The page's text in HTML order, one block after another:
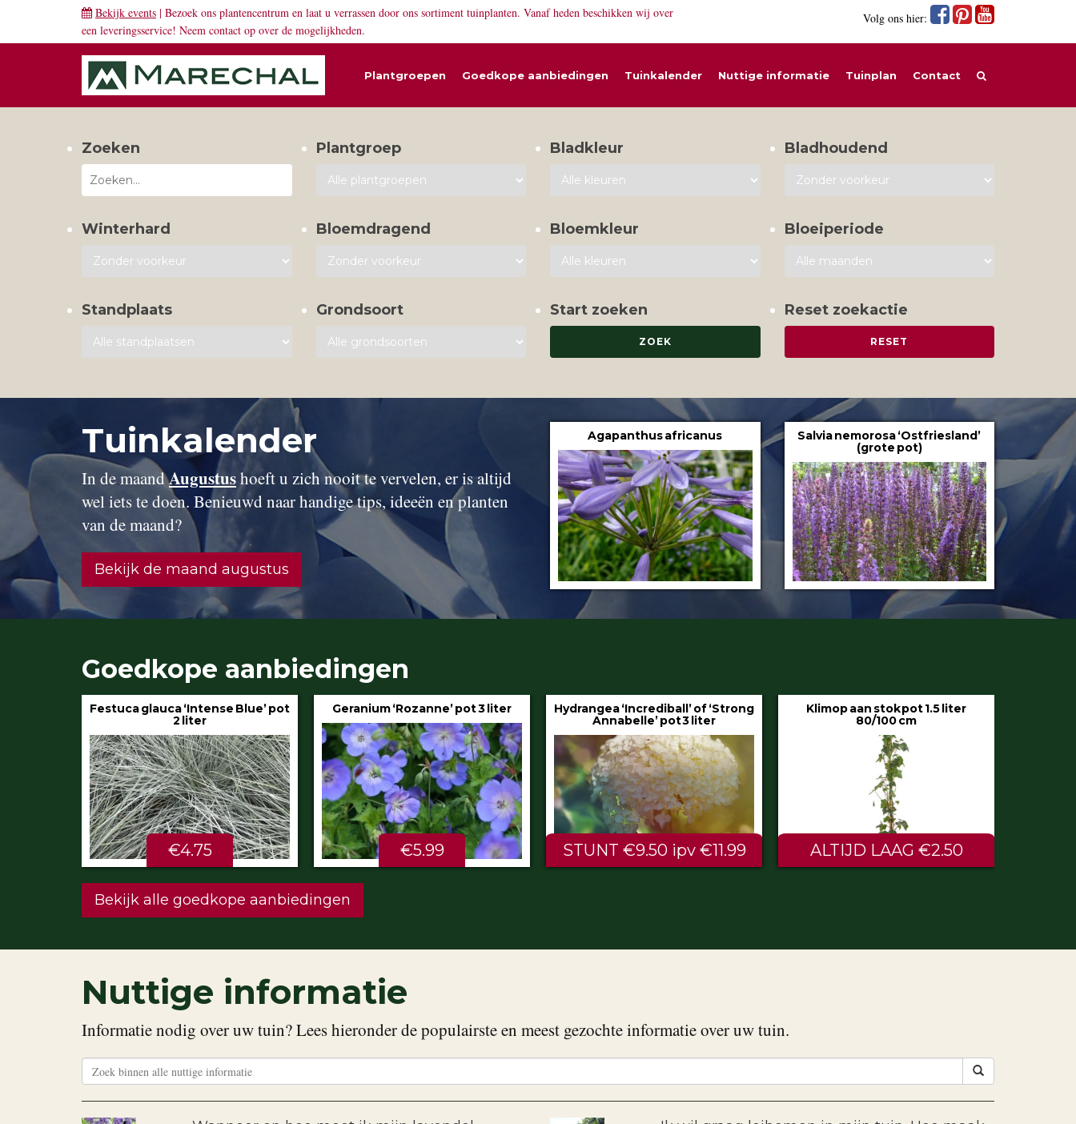
Bekijk events | Bezoek ons plantencentrum en laat u verrassen door ons sortiment tuinplanten. Vanaf heden beschikken wij over
een leveringsservice! Neem contact op over de mogelijkheden.
Volg ons hier:
Plantgroepen Goedkope aanbiedingen Tuinkalender Nuttige informatie Tuinplan Contact
Zoeken Plantgroep Bladkleur Bladhoudend
Winterhard Bloemdragend Bloemkleur Bloeiperiode
Standplaats Grondsoort Start zoeken Reset zoekactie
Tuinkalender
In de maandAugustushoeft u zich nooit te vervelen, er is altijd
wel iets te doen. Benieuwd naar handige tips, ideeën en planten
van de maand?
Bekijk de maand augustus
Agapanthus africanus
Salvia nemorosa ‘Ostfriesland’
(grote pot)
Goedkope aanbiedingen
Geranium ‘Rozanne’ pot 3 liter
€5.99
Hydrangea ‘Incrediball’ of ‘Strong
Annabelle’ pot 3 liter
STUNT €9.50 ipv €11.99
Klimop aan stok pot 1.5 liter
80/100 cm
ALTIJD LAAG €2.50
Hedera helix ‘Hibernica’ pot 9 cm
€0.60
Bekijk alle goedkope aanbiedingen
Nuttige informatie
Informatie nodig over uw tuin? Lees hieronder de populairste en meest gezochte informatie over uw tuin.